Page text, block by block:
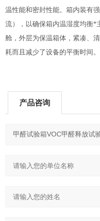
温性能和密封性能。箱内装有
流），以确保箱内温湿度均衡*
舱，外层为保温箱体，紧凑、
耗而且减少了设备的平衡时间。
产品咨询